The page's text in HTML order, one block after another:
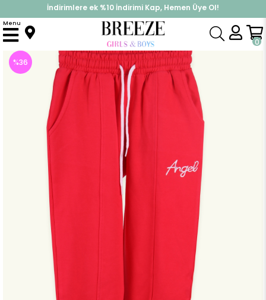
%30 Sepette Yaz İndirimi, Hemen Al!
İndirimlere ek %10 İndirimi Kap, Hemen Üye Ol!
0
Menu
Anasayfa Alt Giyim Eşofman Altı Kız Çocuk Eşofman Altı Basic Narçiçeği (9 Yaş)
%36